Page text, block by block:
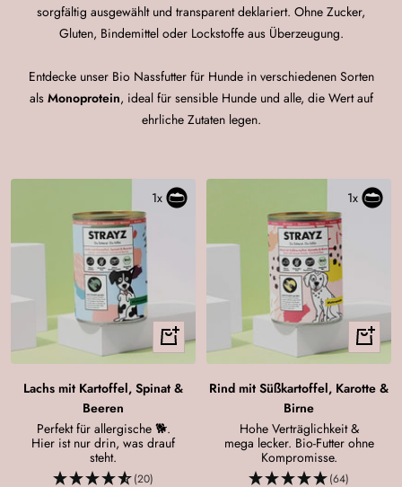
sorgfältig ausgewählt und transparent deklariert. Ohne Zucker,
Gluten, Bindemittel oder Lockstoffe aus Überzeugung.
Entdecke unser Bio Nassfutter für Hunde in verschiedenen Sorten
als Monoprotein, ideal für sensible Hunde und alle, die Wert auf
ehrliche Zutaten legen.
Schnellansicht
1x
Lachs mit Kartoffel, Spinat &
Beeren
Perfekt für allergische 🐕.
Hier ist nur drin, was drauf
steht.
(20)
1x
Rind mit Süßkartoffel, Karotte &
Birne
Hohe Verträglichkeit &
mega lecker. Bio-Futter ohne
Kompromisse.
(64)